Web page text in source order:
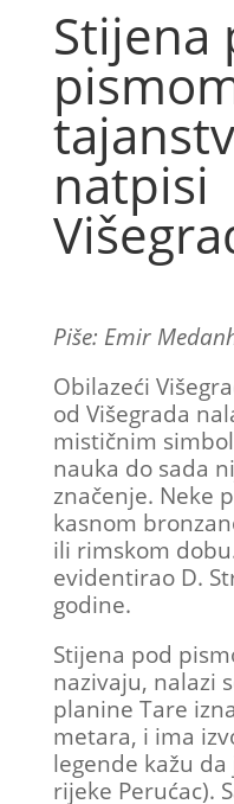
Stijena
natpisi
Piše: Emir
Obilazeći
od Višegrada
mističnim
nauka do sada
značenje. Neke
kasnom
ili rimskom
evidentirao D.
godine.
Stijena pod
nazivaju, nalazi
planine Tare
metara, i ima
legende kažu
rijeke Perućac).